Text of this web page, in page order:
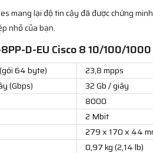
mang lại độ tin cậy đã được chứng
nhỏ của bạn.
D-EU Cisco 8 10/100/
64 byte)
23,8 mpps
(Gbps)
32 Gb / giây
8000
2 Mbit
279 x 170 x 44
0,97 kg (2,14 lb)